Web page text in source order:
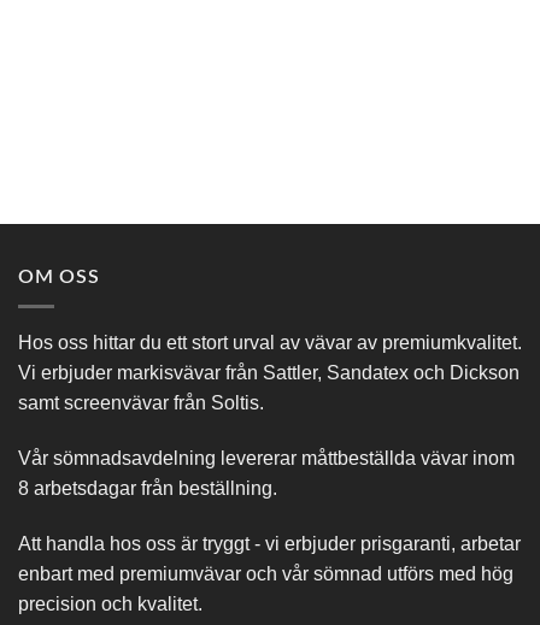
OM OSS
Hos oss hittar du ett stort urval av vävar av premiumkvalitet.
Vi erbjuder markisvävar från Sattler, Sandatex och Dickson
samt screenvävar från Soltis.
Vår sömnadsavdelning levererar måttbeställda vävar inom
8 arbetsdagar från beställning.
Att handla hos oss är tryggt - vi erbjuder prisgaranti, arbetar
enbart med premiumvävar och vår sömnad utförs med hög
precision och kvalitet.